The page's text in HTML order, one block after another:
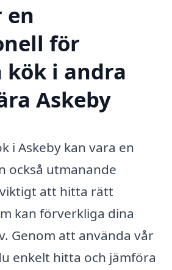
en
för
kök i andra
Askeby
i Askeby kan vara en
också utmanande
att hitta rätt
kan förverkliga dina
Genom att använda vår
enkelt hitta och jämföra